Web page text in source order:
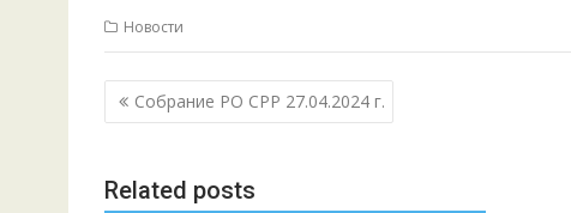
Новости
Навигация
по
Собрание РО СРР 27.04.2024 г.
Related posts